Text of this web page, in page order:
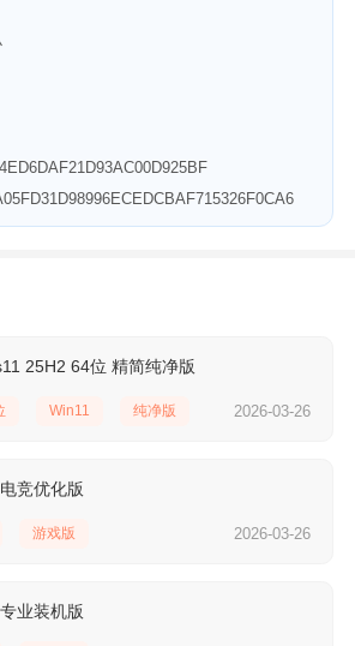
25H2 64位 精简纯净版
Win11 纯净版 2026-03-26
竞优化版
游戏版 2026-03-26
业装机版